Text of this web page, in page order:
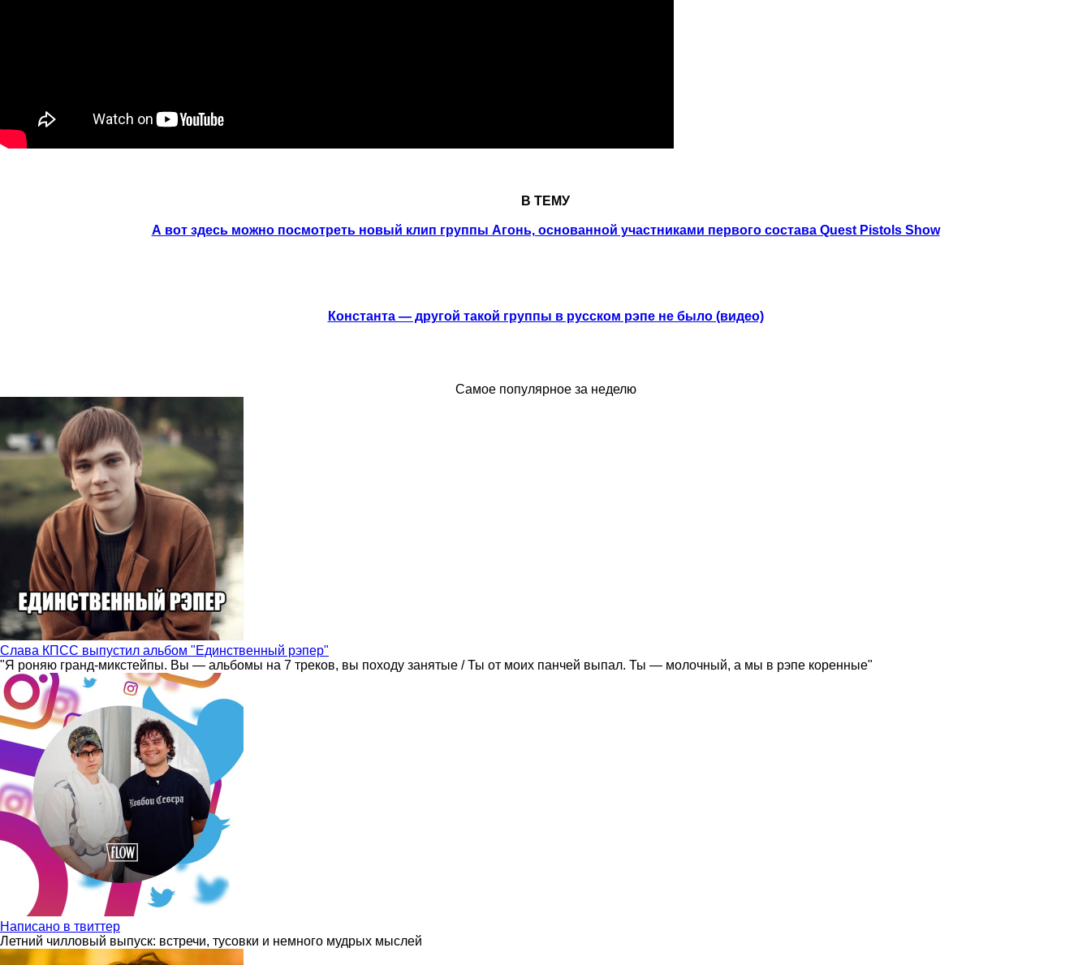
В ТЕМУ
А вот здесь можно посмотреть новый клип группы Агонь, основанной участниками первого состава Quest Pistols Show
Константа — другой такой группы в русском рэпе не было (видео)
Самое популярное за неделю
Слава КПСС выпустил альбом "Единственный рэпер"
"Я роняю гранд-микстейпы. Вы — альбомы на 7 треков, вы походу занятые / Ты от моих панчей выпал. Ты — молочный, а мы в рэпе коренные"
Написано в твиттер
Летний чилловый выпуск: встречи, тусовки и немного мудрых мыслей